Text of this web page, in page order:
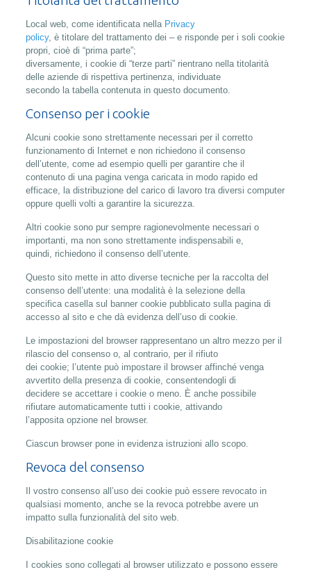
Local web, come identificata nella Privacy
policy, è titolare del trattamento dei – e risponde per i soli cookie
propri, cioè di “prima parte”;
diversamente, i cookie di “terze parti” rientrano nella titolarità
delle aziende di rispettiva pertinenza, individuate
secondo la tabella contenuta in questo documento.
Consenso per i cookie
Alcuni cookie sono strettamente necessari per il corretto
funzionamento di Internet e non richiedono il consenso
dell’utente, come ad esempio quelli per garantire che il
contenuto di una pagina venga caricata in modo rapido ed
efficace, la distribuzione del carico di lavoro tra diversi computer
oppure quelli volti a garantire la sicurezza.
Altri cookie sono pur sempre ragionevolmente necessari o
importanti, ma non sono strettamente indispensabili e,
quindi, richiedono il consenso dell’utente.
Questo sito mette in atto diverse tecniche per la raccolta del
consenso dell’utente: una modalità è la selezione della
specifica casella sul banner cookie pubblicato sulla pagina di
accesso al sito e che dà evidenza dell’uso di cookie.
Le impostazioni del browser rappresentano un altro mezzo per il
rilascio del consenso o, al contrario, per il rifiuto
dei cookie; l’utente può impostare il browser affinché venga
avvertito della presenza di cookie, consentendogli di
decidere se accettare i cookie o meno. È anche possibile
rifiutare automaticamente tutti i cookie, attivando
l’apposita opzione nel browser.
Ciascun browser pone in evidenza istruzioni allo scopo.
Revoca del consenso
Il vostro consenso all’uso dei cookie può essere revocato in
qualsiasi momento, anche se la revoca potrebbe avere un
impatto sulla funzionalità del sito web.
Disabilitazione cookie
I cookies sono collegati al browser utilizzato e possono essere